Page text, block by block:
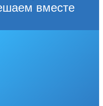
вместе